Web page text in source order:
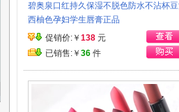
碧奥泉口红持久保湿不脱色防水不沾杯
西柚色孕妇学生唇膏正品
促销价:￥ 138 元
已销售:￥ 36 件